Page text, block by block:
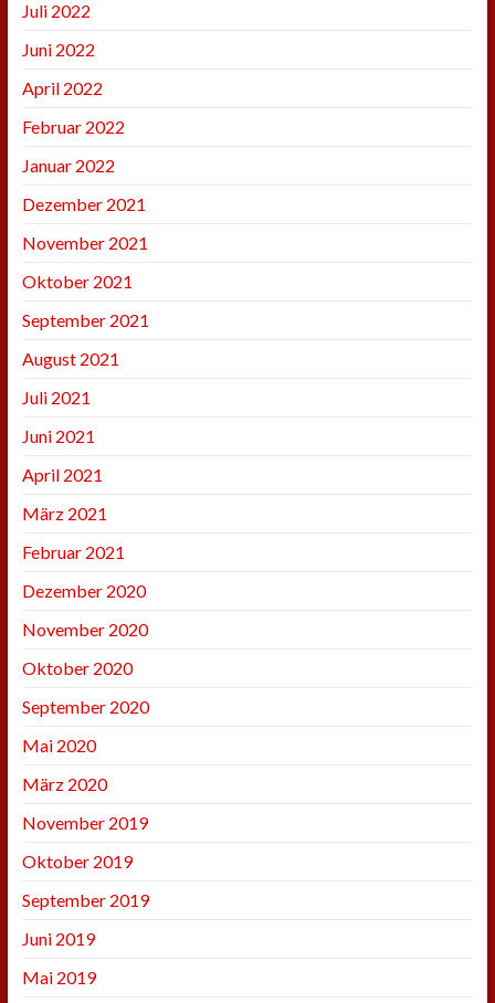
Juli 2022
Juni 2022
April 2022
Februar 2022
Januar 2022
Dezember 2021
November 2021
Oktober 2021
September 2021
August 2021
Juli 2021
Juni 2021
April 2021
März 2021
Februar 2021
Dezember 2020
November 2020
Oktober 2020
September 2020
Mai 2020
März 2020
November 2019
Oktober 2019
September 2019
Juni 2019
Mai 2019